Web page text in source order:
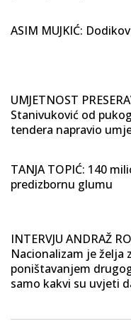
ASIM MUJKIĆ:
UMJETNOST
Stanivuković od
tendera napravio
TANJA TOPIĆ: 140
predizbornu glumu
INTERVJU ANDRAŽ
Nacionalizam je želja
poništavanjem
samo kakvi su uvjeti